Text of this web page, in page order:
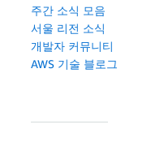
주간 소식 모음
서울 리전 소식
개발자 커뮤니티
AWS 기술 블로그